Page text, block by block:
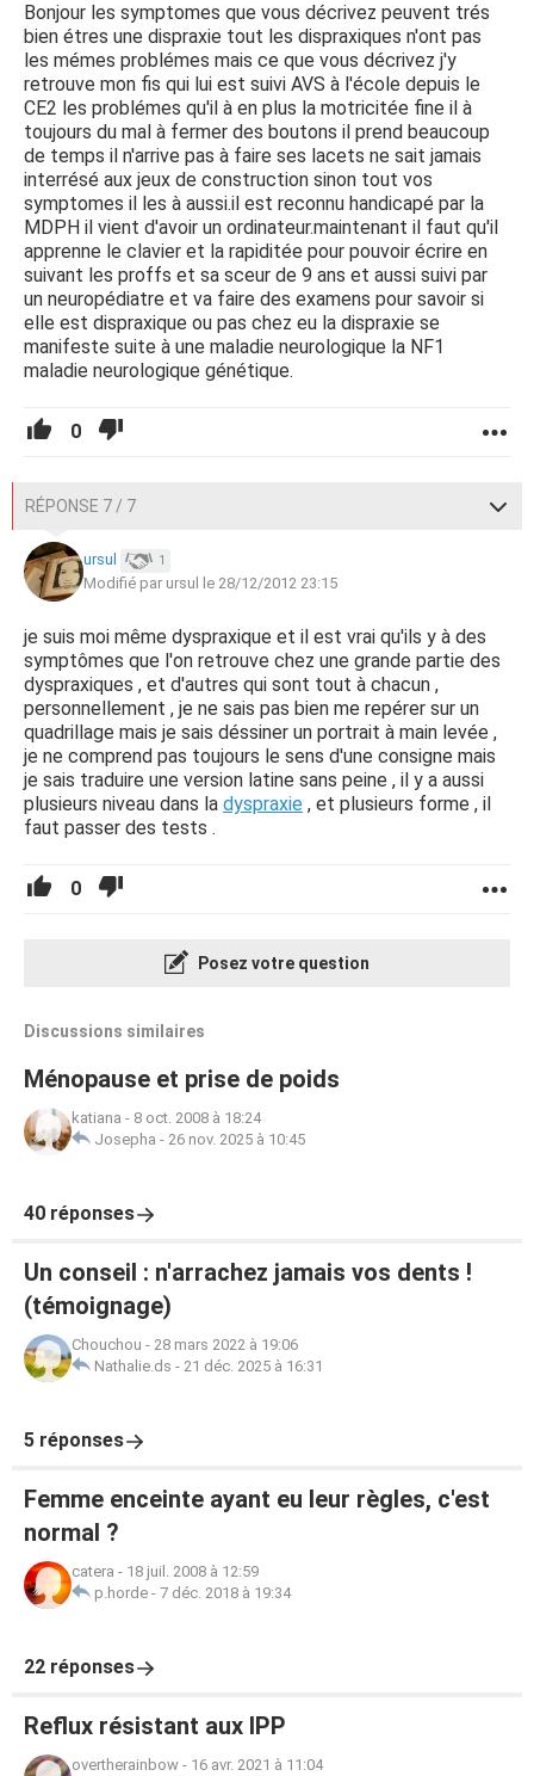
Bonjour les symptomes que vous décrivez peuvent trés
bien étres une dispraxie tout les dispraxiques n'ont pas
les mémes problémes mais ce que vous décrivez j'y
retrouve mon fis qui lui est suivi AVS à l'école depuis le
CE2 les problémes qu'il à en plus la motricitée fine il à
toujours du mal à fermer des boutons il prend beaucoup
de temps il n'arrive pas à faire ses lacets ne sait jamais
interrésé aux jeux de construction sinon tout vos
symptomes il les à aussi.il est reconnu handicapé par la
MDPH il vient d'avoir un ordinateur.maintenant il faut qu'il
apprenne le clavier et la rapiditée pour pouvoir écrire en
suivant les proffs et sa sceur de 9 ans et aussi suivi par
un neuropédiatre et va faire des examens pour savoir si
elle est dispraxique ou pas chez eu la dispraxie se
manifeste suite à une maladie neurologique la NF1
maladie neurologique génétique.
0
RÉPONSE 7 / 7
ursul 1
Modifié par ursul le 28/12/2012 23:15
je suis moi même dyspraxique et il est vrai qu'ils y à des
symptômes que l'on retrouve chez une grande partie des
dyspraxiques , et d'autres qui sont tout à chacun ,
personnellement , je ne sais pas bien me repérer sur un
quadrillage mais je sais déssiner un portrait à main levée ,
je ne comprend pas toujours le sens d'une consigne mais
je sais traduire une version latine sans peine , il y a aussi
plusieurs niveau dans la dyspraxie , et plusieurs forme , il
faut passer des tests .
0
Posez votre question
Discussions similaires
Ménopause et prise de poids
katiana - 8 oct. 2008 à 18:24
Josepha - 26 nov. 2025 à 10:45
40 réponses
Un conseil : n'arrachez jamais vos dents !
(témoignage)
Chouchou - 28 mars 2022 à 19:06
Nathalie.ds - 21 déc. 2025 à 16:31
5 réponses
Femme enceinte ayant eu leur règles, c'est
normal ?
catera - 18 juil. 2008 à 12:59
p.horde - 7 déc. 2018 à 19:34
22 réponses
Reflux résistant aux IPP
overtherainbow - 16 avr. 2021 à 11:04